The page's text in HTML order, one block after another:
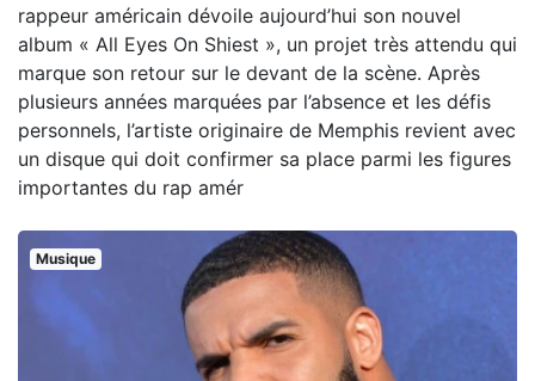
rappeur américain dévoile aujourd’hui son nouvel
album « All Eyes On Shiest », un projet très attendu qui
marque son retour sur le devant de la scène. Après
plusieurs années marquées par l’absence et les défis
personnels, l’artiste originaire de Memphis revient avec
un disque qui doit confirmer sa place parmi les figures
importantes du rap amér
Musique